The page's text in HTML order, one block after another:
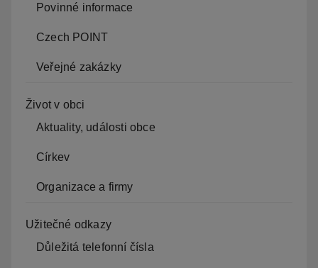
Povinné informace
Czech POINT
Veřejné zakázky
Život v obci
Aktuality, události obce
Církev
Organizace a firmy
Užitečné odkazy
Důležitá telefonní čísla